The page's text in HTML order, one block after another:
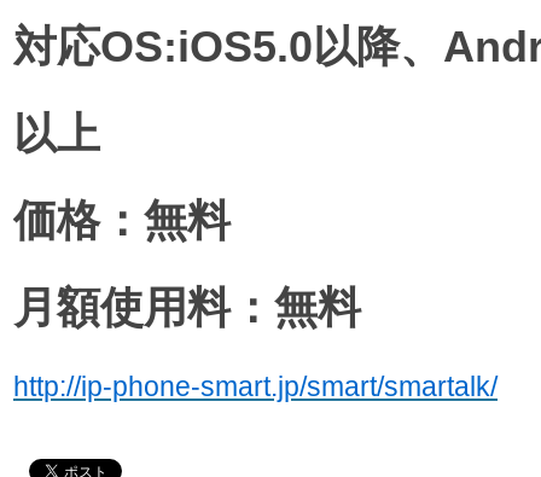
対応OS:iOS5.0以降、
以上
価格：無料
月額使用料：無料
http://ip-phone-smart.jp/smart/smartalk/